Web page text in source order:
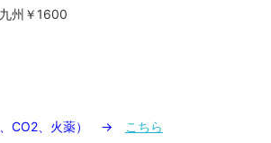
州￥1600
、CO2、火薬） →
こちら